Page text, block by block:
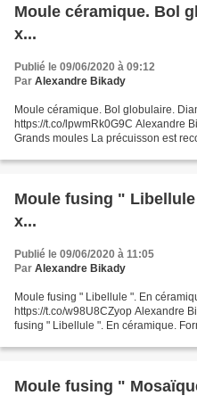
Moule céramique. Bol
x...
Publié le 09/06/2020 à 09:12
Par Alexandre Bikady
Moule céramique. Bol globulaire.
https://t.co/lpwmRk0G9C Alexandre
Grands moules La précuisson est
Moule fusing "
x...
Publié le 09/06/2020 à 11:05
Par Alexandre Bikady
Moule fusing " Libellule ". En
https://t.co/w98U8CZyop Alexandre
fusing " Libellule ". En céramique.
Moule fusing "